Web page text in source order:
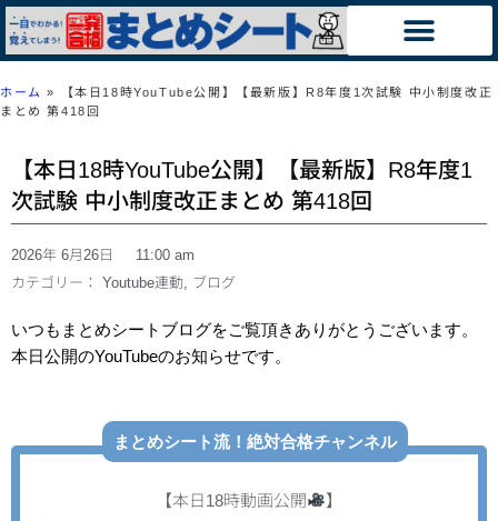
ホーム »
【本日18時YouTube公開】【最新版】R8年度1次試験 中小制度改正
まとめ 第418回
【本日18時YouTube公開】【最新版】R8年度1
次試験 中小制度改正まとめ 第418回
2026年 6月26日
11:00 am
カテゴリー： Youtube連動, ブログ
いつもまとめシートブログをご覧頂きありがとうございます。
本日公開のYouTubeのお知らせです。
まとめシート流！絶対合格チャンネル
【本日18時動画公開 】